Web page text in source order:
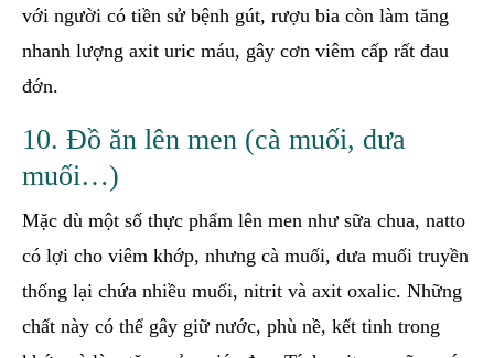
với người có tiền sử bệnh gút, rượu bia còn làm tăng
nhanh lượng axit uric máu, gây cơn viêm cấp rất đau
đớn.
10. Đồ ăn lên men (cà muối, dưa
muối…)
Mặc dù một số thực phẩm lên men như sữa chua, natto
có lợi cho viêm khớp, nhưng cà muối, dưa muối truyền
thống lại chứa nhiều muối, nitrit và axit oxalic. Những
chất này có thể gây giữ nước, phù nề, kết tinh trong